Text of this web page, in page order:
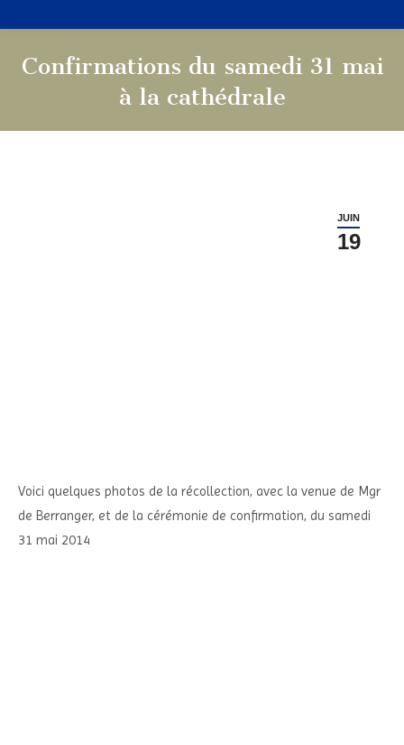
Confirmations du samedi 31 mai
à la cathédrale
JUIN
19
Voici quelques photos de la récollection, avec la venue de Mgr
de Berranger, et de la cérémonie de confirmation, du samedi
31 mai 2014